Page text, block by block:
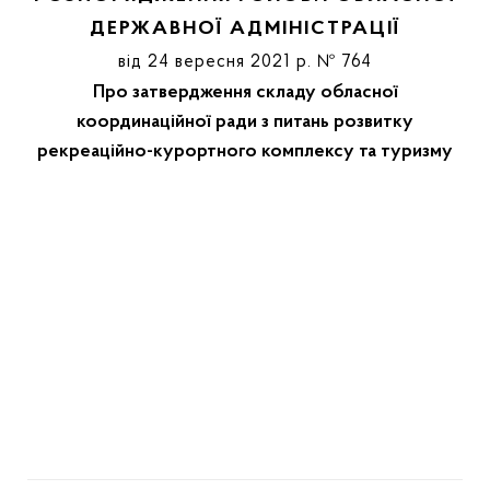
ДЕРЖАВНОЇ АДМІНІСТРАЦІЇ
від 24 вересня 2021 р. № 764
Про затвердження складу обласної
координаційної ради з питань розвитку
рекреаційно-курортного комплексу та туризму